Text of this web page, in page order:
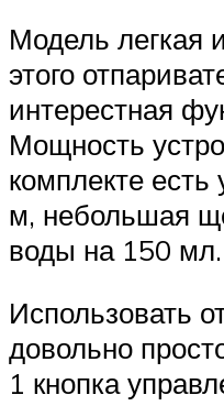
Модель легкая
этого
интерестная
Мощность
комплекте
м, небольшая
воды на 150 мл.
Использовать
довольно
1 кнопка